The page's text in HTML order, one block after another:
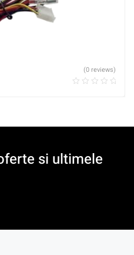
(0 reviews)
si ultimele